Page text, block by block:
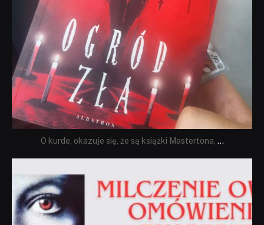
O kurde, okazuje się, że są książki Mastertona, ...
Sie 19